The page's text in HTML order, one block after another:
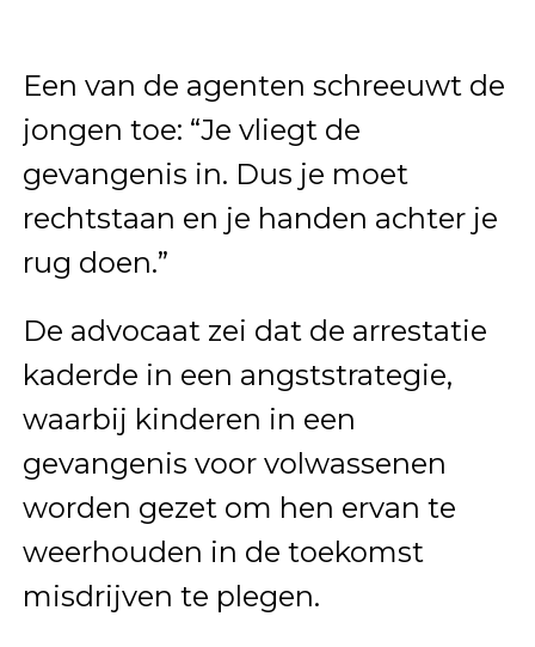
Een van de agenten schreeuwt de
jongen toe: “Je vliegt de
gevangenis in. Dus je moet
rechtstaan en je handen achter je
rug doen.”
De advocaat zei dat de arrestatie
kaderde in een angststrategie,
waarbij kinderen in een
gevangenis voor volwassenen
worden gezet om hen ervan te
weerhouden in de toekomst
misdrijven te plegen.